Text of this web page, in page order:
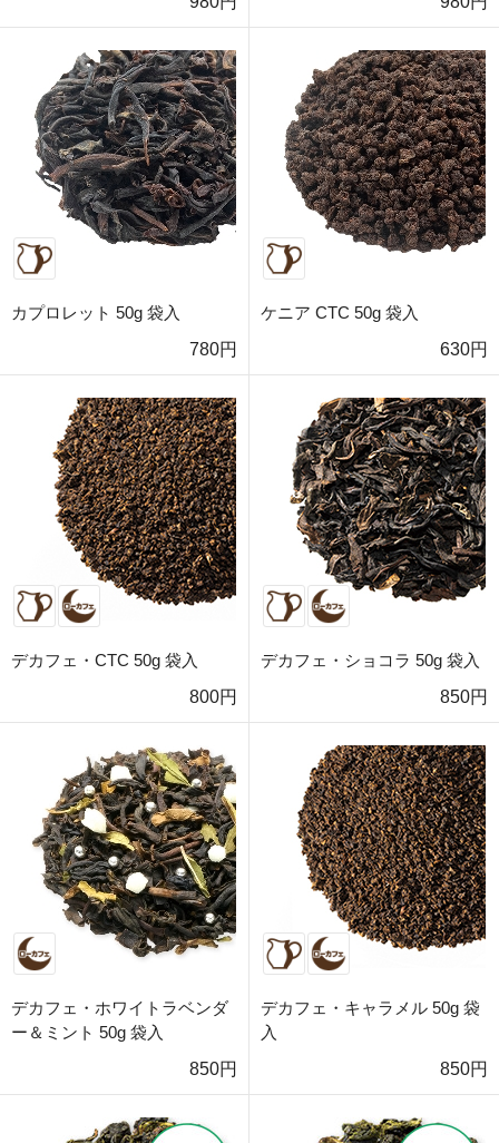
カプロレット 50g 袋入
780円
ケニア CTC 50g 袋入
630円
デカフェ・CTC 50g 袋入
800円
デカフェ・ショコラ 50g 袋入
850円
デカフェ・ホワイトラベンダ
ー＆ミント 50g 袋入
850円
デカフェ・キャラメル 50g 袋
入
850円